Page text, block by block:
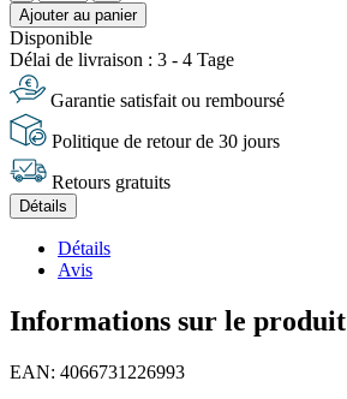
Ajouter au panier
Disponible
Délai de livraison : 3 - 4 Tage
Garantie satisfait ou remboursé
Politique de retour de 30 jours
Retours gratuits
Détails
Détails
Avis
Informations sur le produit
EAN: 4066731226993